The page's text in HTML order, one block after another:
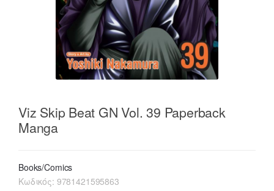
Viz Skip Beat GN Vol. 39 Paperback
Manga
Books/Comics
Κωδικός: 9781421595863